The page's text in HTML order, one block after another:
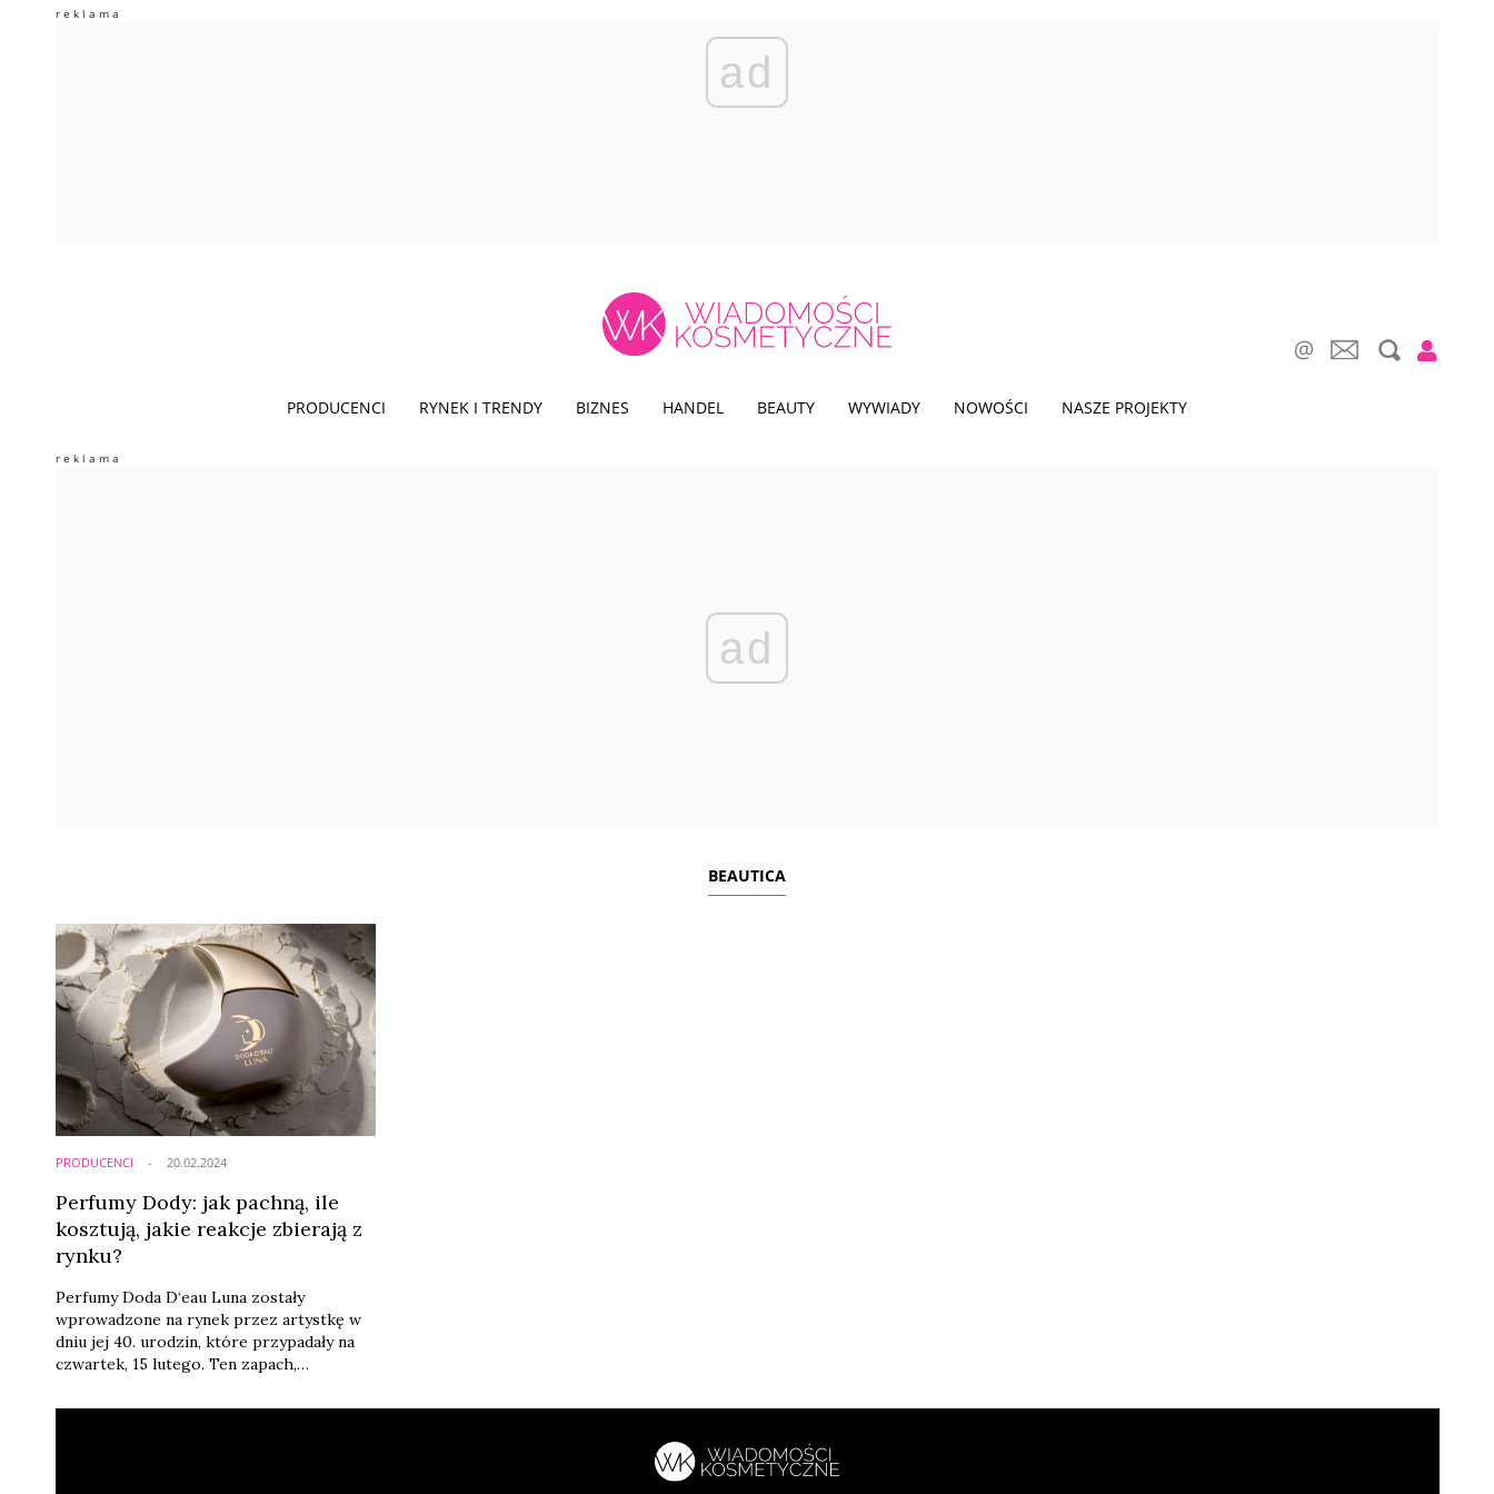
ad
PRODUCENCI RYNEK I TRENDY BIZNES HANDEL BEAUTY WYWIADY NOWOŚCI NASZE PROJEKTY
ad
BEAUTICA
PRODUCENCI
Perfumy Dody: jak pachną, ile
kosztują, jakie reakcje zbierają z
rynku?
Perfumy Doda D‘eau Luna zostały
wprowadzone na rynek przez artystkę w
dniu jej 40. urodzin, które przypadały na
czwartek, 15 lutego. Ten zapach,
księżyca, został stworzony dla marki
20.02.2024